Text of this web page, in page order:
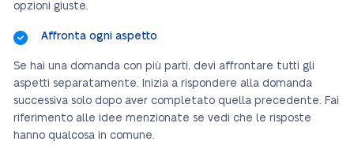
opzioni giuste.
Affronta ogni aspetto
Se hai una domanda con più parti, devi affrontare tutti gli
aspetti separatamente. Inizia a rispondere alla domanda
successiva solo dopo aver completato quella precedente. Fai
riferimento alle idee menzionate se vedi che le risposte
hanno qualcosa in comune.